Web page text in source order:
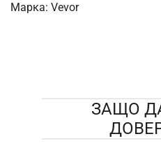
Марка: Vevor
ЗАЩО